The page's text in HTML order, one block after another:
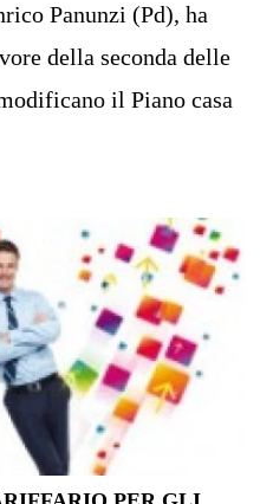
Panunzi (Pd), ha
della seconda delle
il Piano casa